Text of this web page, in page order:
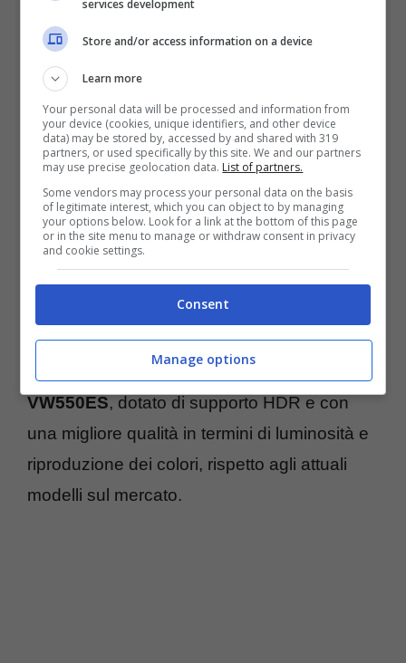
Di fatto, Sony potrebbe allargare la propria
gamma di dispositivi, dopo averne presentati
negli scorsi mesi ben 4 della gamma Xperia
X, oltre all’entri level Xperia E5.
Inoltre, il padiglione di Sony a IFA 2016 sarà
ricco anche diTV,fotocamere,
videocameree anche il famosoPlayStation
VR. Quest’ultimo è il visore per la realtà
letteralmente andato a ruba, seppur con
quantità limitate al lancio. Allo stesso tempo,
Sony presenterà anche il
VW550ES, dotato di supporto HDR e con
una migliore qualità in termini di luminosità e
riproduzione dei colori, rispetto agli attuali
modelli sul mercato.
services development
Store and/or access information on a device
Learn more
Your personal data will be processed and information from
your device (cookies, unique identifiers, and other device
data) may be stored by, accessed by and shared with 319
partners, or used specifically by this site. We and our partners
may use precise geolocation data. List of partners.
Some vendors may process your personal data on the basis
of legitimate interest, which you can object to by managing
your options below. Look for a link at the bottom of this page
or in the site menu to manage or withdraw consent in privacy
and cookie settings.
Consent
Manage options